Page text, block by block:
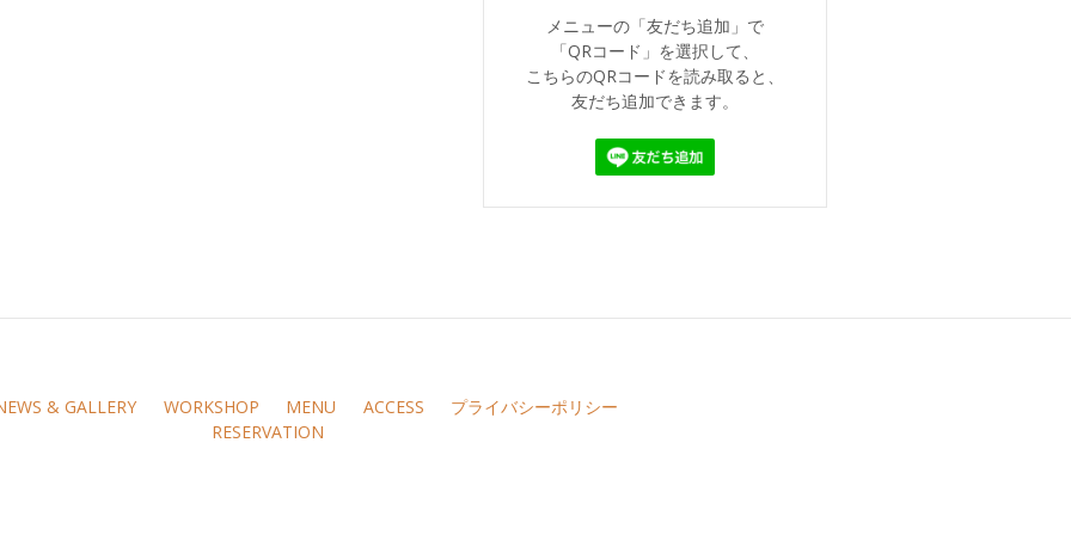
メニューの「友だち追加」で
「QRコード」を選択して、
こちらのQRコードを読み取ると、
友だち追加できます。
& GALLERY WORKSHOP MENU ACCESS
プライバシーポリシー
RESERVATION